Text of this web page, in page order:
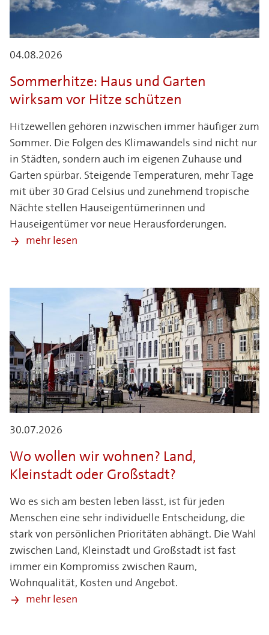
04.08.2026
Sommerhitze: Haus und Garten
wirksam vor Hitze schützen
Hitzewellen gehören inzwischen immer häufiger zum
Sommer. Die Folgen des Klimawandels sind nicht nur
in Städten, sondern auch im eigenen Zuhause und
Garten spürbar. Steigende Temperaturen, mehr Tage
mit über 30 Grad Celsius und zunehmend tropische
Nächte stellen Hauseigentümerinnen und
Hauseigentümer vor neue Herausforderungen.
mehr lesen
30.07.2026
Wo wollen wir wohnen? Land,
Kleinstadt oder Großstadt?
Wo es sich am besten leben lässt, ist für jeden
Menschen eine sehr individuelle Entscheidung, die
stark von persönlichen Prioritäten abhängt. Die Wahl
zwischen Land, Kleinstadt und Großstadt ist fast
immer ein Kompromiss zwischen Raum,
Wohnqualität, Kosten und Angebot.
mehr lesen